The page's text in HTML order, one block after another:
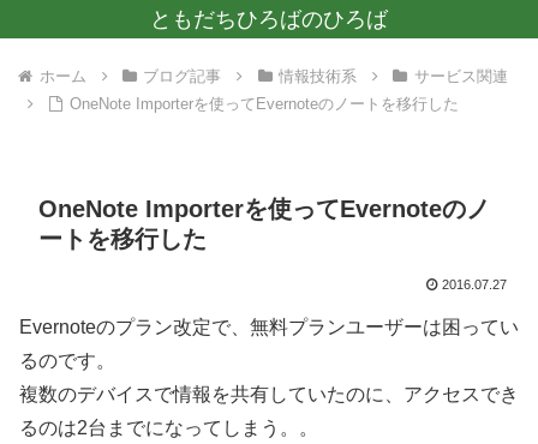
ともだちひろばのひろば
ホーム ブログ記事 情報技術系
サービス関連
OneNote Importerを使ってEvernoteのノートを移行した
OneNote Importerを使ってEvernoteのノ
ートを移行した
2016.07.27
Evernoteのプラン改定で、無料プランユーザーは困ってい
るのです。
複数のデバイスで情報を共有していたのに、アクセスでき
るのは2台までになってしまう。。